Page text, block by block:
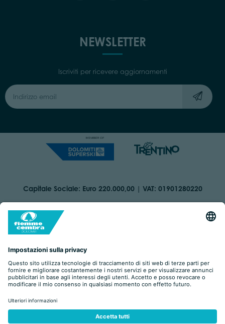
NEWSLETTER
Iscriviti per ricevere aggiornamenti
Capitale Sociale: Euro 220.000,00 | VAT: 01901280220
DICHIARAZIONE DI ACCESSIBILITÀ
IMPRINT